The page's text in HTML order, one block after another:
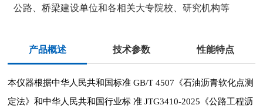
公路、桥梁建设单位和各相关大专院校、研究机构等
产品概述 技术参数 性能特点
本仪器根据中华人民共和国标准 GB/T 4507《石油沥青软化点测
定法》和中华人民共和国行业标准 JTG3410-2025《公路工程沥